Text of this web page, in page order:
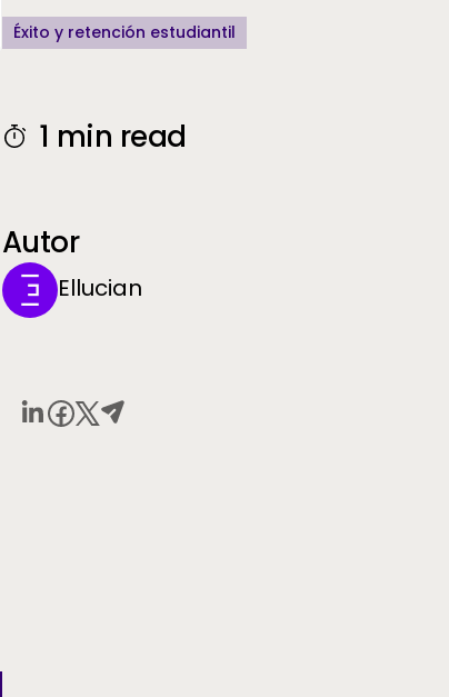
Éxito y retención estudiantil
1 min read
Autor
Ellucian